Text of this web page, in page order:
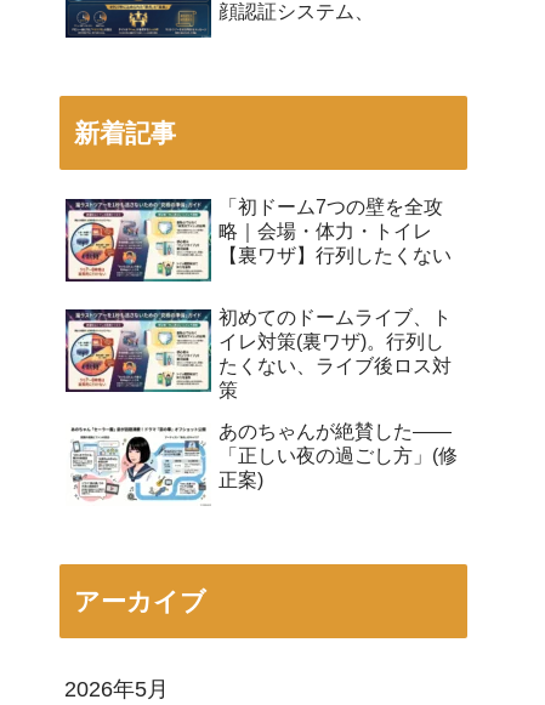
顔認証システム、
新着記事
「初ドーム7つの壁を全攻
略｜会場・体力・トイレ
【裏ワザ】行列したくない
初めてのドームライブ、ト
イレ対策(裏ワザ)。行列し
たくない、ライブ後ロス対
策
あのちゃんが絶賛した——
「正しい夜の過ごし方」(修
正案)
アーカイブ
2026年5月